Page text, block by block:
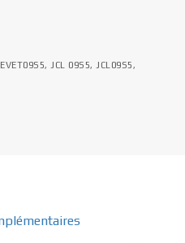
, JCL 09S5, JCL09S5 ,